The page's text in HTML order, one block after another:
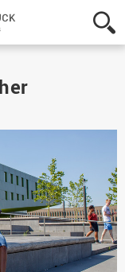
Hochschule
Osnabrück
-